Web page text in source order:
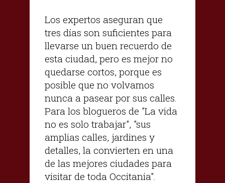
Los expertos aseguran que
tres días son suficientes para
llevarse un buen recuerdo de
esta ciudad, pero es mejor no
quedarse cortos, porque es
posible que no volvamos
nunca a pasear por sus calles.
Para los blogueros de "La vida
no es solo trabajar", "sus
amplias calles, jardines y
detalles, la convierten en una
de las mejores ciudades para
visitar de toda Occitania".